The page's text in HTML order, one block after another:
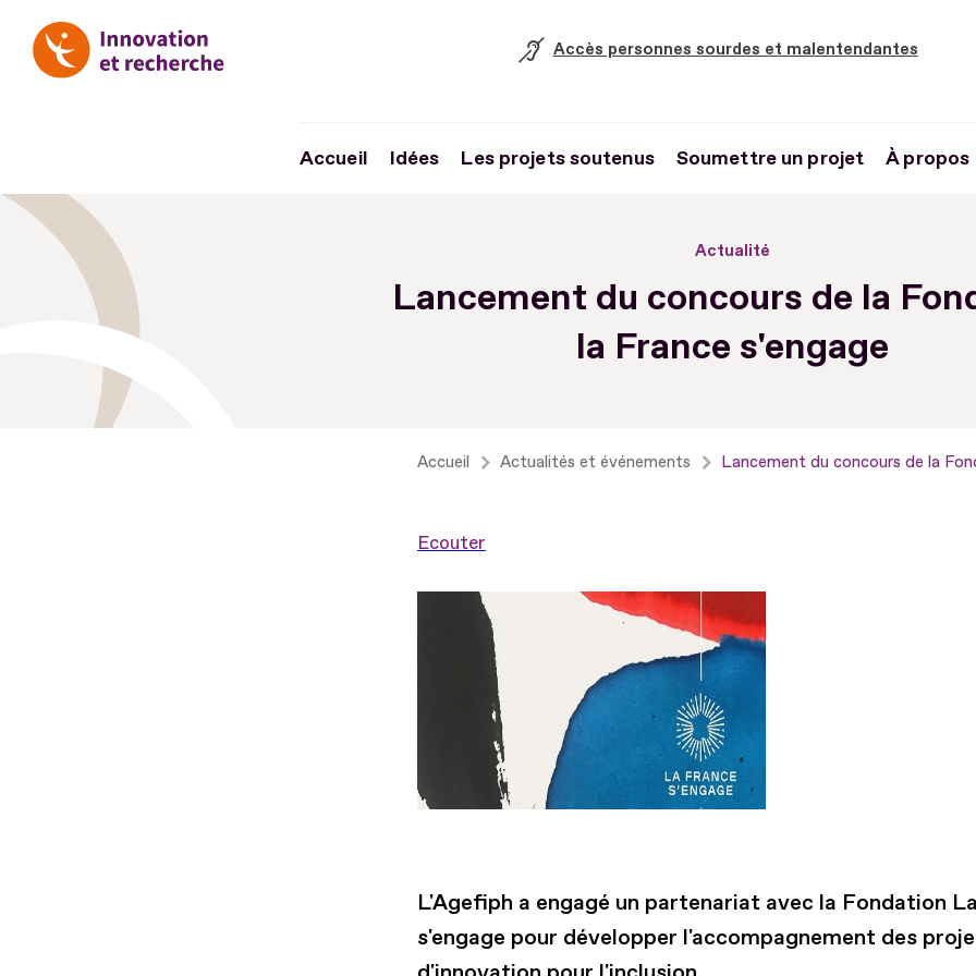
Aller
Accès personnes sourdes et malentendantes
Accueil Idées Les projets soutenus Soumettre un projet À propos
Actualité
Lancement du concours de la
la France s'engage
Accueil Actualités et événements Lancement du concours de la
Ecouter
L'Agefiph a engagé un partenariat avec la Fondation
s'engage pour développer l'accompagnement des